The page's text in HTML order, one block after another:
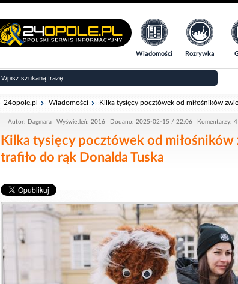
Wiadomości Rozrywka
24opole.pl Wiadomości Kilka tysięcy pocztówek od miłośników
Autor: Dagmara Wyświetleń: 2016 Dodano: 2025-02-15 / 22:06 Komentarzy: 4
Kilka tysięcy pocztówek od miłośników
trafiło do rąk Donalda Tuska